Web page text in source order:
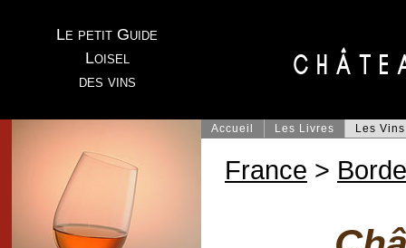
Le petit Guide
Loisel
des vins
Accueil Les Livres Les Vins
France >